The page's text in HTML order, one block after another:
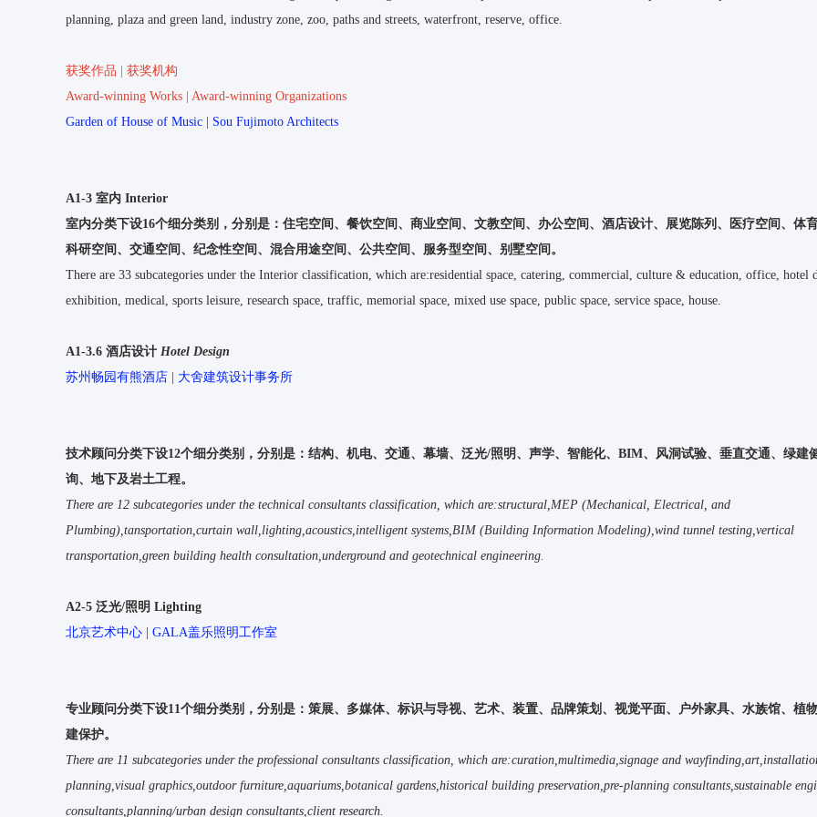
planning, plaza and green land, industry zone, zoo, paths and streets, waterfront, reserve, office.
获奖作品 | 获奖机构
Award-winning Works | Award-winning Organizations
Garden of House of Music | Sou Fujimoto Architects
A1-3 室内 Interior
室内分类下设16个细分类别，分别是： 住宅空间、餐饮空间、商业空间、文教空间、办公空间、酒店设计、展览陈列、医疗空间、体育
科研空间、交通空间、纪念性空间、混合用途空间、公共空间、服务型空间、别墅空间 。
There are 33 subcategories under the Interior classification, which are:residential space, catering, commercial, culture & education, office, hotel
exhibition, medical, sports leisure, research space, traffic, memorial space, mixed use space, public space, service space, house.
A1-3.6 酒店设计 Hotel Design
苏州畅园有熊酒店 | 大舍建筑设计事务所
技术顾问分类下设12个细分类别，分别是： 结构、机电、交通、幕墙、泛光/照明、声学、智能化、BIM、风洞试验、垂直交通、绿建
询、地下及岩土工程。
There are 12 subcategories under the technical consultants classification, which are:structural,MEP (Mechanical, Electrical, and
Plumbing),tansportation,curtain wall,lighting,acoustics,intelligent systems,BIM (Building Information Modeling),wind tunnel testing,vertical
transportation,green building health consultation,underground and geotechnical engineering.
A2-5 泛光/照明 Lighting
北京艺术中心 | GALA盖乐照明工作室
专业顾问分类下设11个细分类别，分别是： 策展、多媒体、标识与导视、艺术、装置、品牌策划、视觉平面、户外家具、水族馆、植
建保护。
There are 11 subcategories under the professional consultants classification, which are:curation,multimedia,signage and
planning,visual graphics,outdoor furniture,aquariums,botanical gardens,historical building preservation,pre-planning consultants,sustainable
consultants,planning/urban design consultants,client research.